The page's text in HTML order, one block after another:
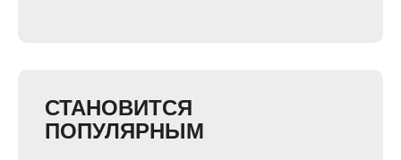
СТАНОВИТСЯ
ПОПУЛЯРНЫМ